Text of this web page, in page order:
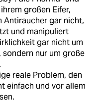
großen Eifer,
Antiraucher gar nicht,
und manipuliert
gar nicht um
sondern nur um große
reale Problem, den
einfach und vor allem